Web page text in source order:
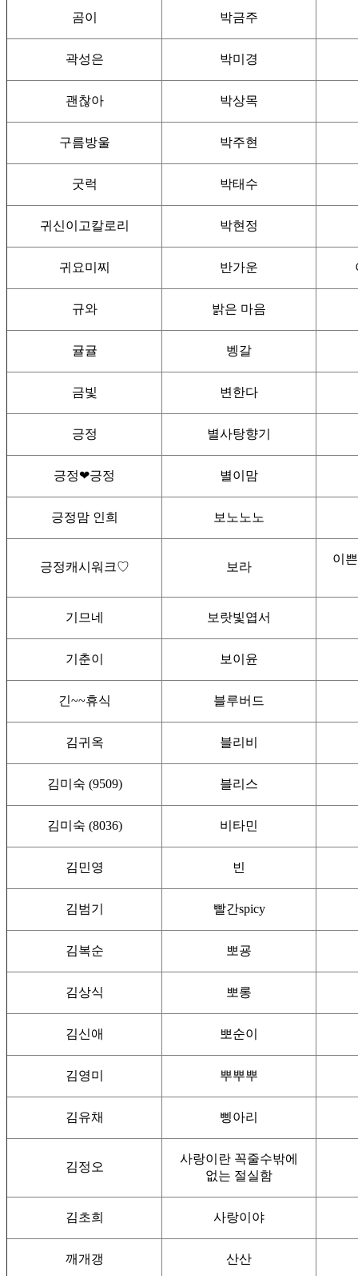
곰이 박금주
곽성은 박미경
괜찮아 박상목
구름방울 박주현
굿럭 박태수
귀신이고칼로리 박현정
귀요미찌 반가운
규와 밝은 마음
귤귤 벵갈
금빛 변한다
긍정 별사탕향기
긍정❤긍정 별이맘
긍정맘 인희 보노노노
긍정캐시워크♡ 보라
이
기므네 보랏빛엽서
기춘이 보이윤
긴~~휴식 블루버드
김귀옥 블리비
김미숙 (9509) 블리스
김미숙 (8036) 비타민
김민영 빈
김범기 빨간spicy
김복순 뽀굥
김상식 뽀롱
김신애 뽀순이
김영미 뿌뿌뿌
김유채 삥아리
김정오
사랑이란 꼭줄수밖에
없는 절실함
김초희 사랑이야
깨개갱 산산